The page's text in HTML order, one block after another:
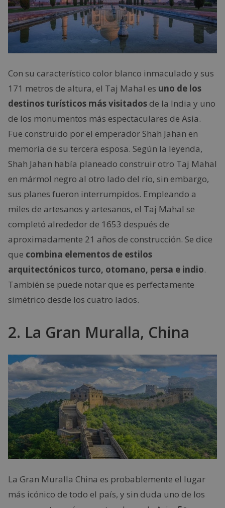
Con su característico color blanco inmaculado y sus
171 metros de altura, el Taj Mahal es uno de los
destinos turísticos más visitadosde la India y uno
de los monumentos más espectaculares de Asia.
Fue construido por el emperador Shah Jahan en
memoria de su tercera esposa. Según la leyenda,
Shah Jahan había planeado construir otro Taj Mahal
en mármol negro al otro lado del río, sin embargo,
sus planes fueron interrumpidos. Empleando a
miles de artesanos y artesanos, el Taj Mahal se
completó alrededor de 1653 después de
aproximadamente 21 años de construcción. Se dice
que combina elementos de estilos
arquitectónicos turco, otomano, persa e indio.
También se puede notar que es perfectamente
simétrico desde los cuatro lados.
2. La Gran Muralla, China
La Gran Muralla China es probablemente el lugar
más icónico de todo el país, y sin duda uno de los